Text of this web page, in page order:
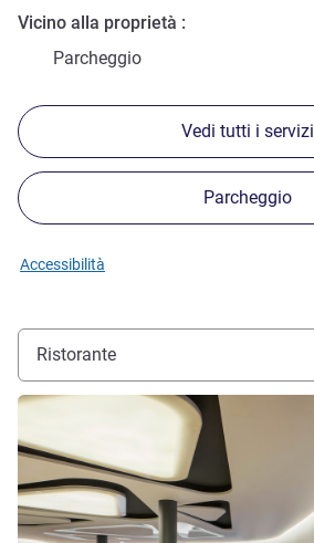
Vicino alla proprietà
Parcheggio
Vedi tutti i servizi
Parcheggio
Accessibilità
Ristorante
Visualizza dettagli